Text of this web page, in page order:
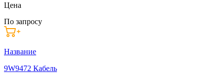
Цена
По запросу
Название
9W9472 Кабель